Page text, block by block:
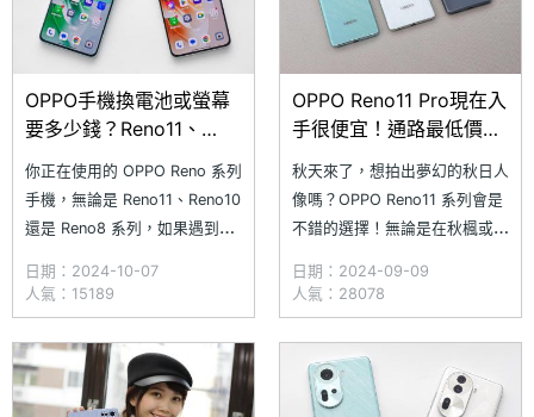
OPPO手機換電池或螢幕
要多少錢？Reno11、
修報價整理(2024.10)
你正在使用的 OPPO Reno 系列
手機，無論是 Reno11、Reno10
還是 Reno8 系列，如果遇到螢
航力每況愈下，出門總得依賴行
動電源，倘若目前還沒有更換
Reno12 系列的打算，不如考慮
維修螢幕、換顆新電池吧！那麼
OPPO Reno 系列手機在 SOG
日期：2024-10-07
人氣：15189
OPPO Reno11 Pro現在入
手很便宜！通路最低價格
秋天來了，想拍出夢幻的秋日人
像嗎？OPPO Reno11 系列會是
不錯的選擇！無論是在秋楓或芒
聚，Reno11 系列的超清晰人像
攝影系統，結合 5,000 萬畫素
三鏡頭主相機和 3,200 萬畫素
前鏡頭，可輕鬆捕捉每個美好瞬
間。究竟 OPPO Reno11 系列手
日期：2024-09-09
人氣：28078